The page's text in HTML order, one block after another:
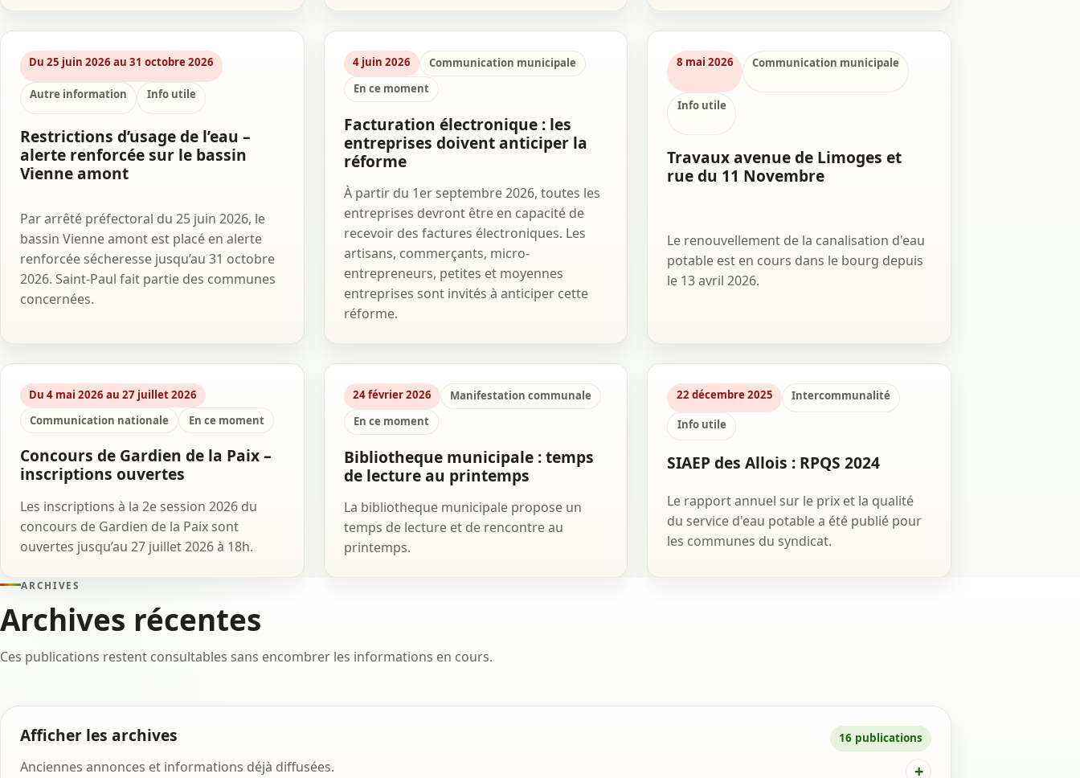
Du 25 juin 2026 au 31 octobre 2026
Autre information Info utile
Restrictions d’usage de l’eau –
alerte renforcée sur le bassin
Vienne amont
Par arrêté préfectoral du 25 juin 2026, le
bassin Vienne amont est placé en alerte
renforcée sécheresse jusqu’au 31 octobre
2026. Saint-Paul fait partie des communes
concernées.
4 juin 2026
Communication municipale
En ce moment
Facturation électronique : les
entreprises doivent anticiper la
réforme
À partir du 1er septembre 2026, toutes les
entreprises devront être en capacité de
recevoir des factures électroniques. Les
artisans, commerçants, micro-
entrepreneurs, petites et moyennes
entreprises sont invités à anticiper cette
réforme.
8 mai 2026 Communication municipale
Info utile
Travaux avenue de Limoges et
rue du 11 Novembre
Le renouvellement de la canalisation d'eau
potable est en cours dans le bourg depuis
le 13 avril 2026.
Du 4 mai 2026 au 27 juillet 2026
Communication nationale
En ce moment
Concours de Gardien de la Paix –
inscriptions ouvertes
Les inscriptions à la 2e session 2026 du
concours de Gardien de la Paix sont
ouvertes jusqu’au 27 juillet 2026 à 18h.
24 février 2026
Manifestation communale
En ce moment
Bibliotheque municipale : temps
de lecture au printemps
La bibliotheque municipale propose un
temps de lecture et de rencontre au
printemps.
22 décembre 2025
Intercommunalité
Info utile
SIAEP des Allois : RPQS 2024
Le rapport annuel sur le prix et la qualité
du service d'eau potable a été publié pour
les communes du syndicat.
ARCHIVES
Archives récentes
Ces publications restent consultables sans encombrer les informations en cours.
Afficher les archives
Anciennes annonces et informations déjà diffusées.
16 publications
+